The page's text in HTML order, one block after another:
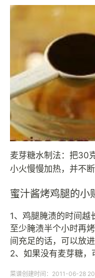
麦芽糖水制法：把30
小火慢慢加热，并不
蜜汁酱烤鸡腿的小
1、鸡腿腌渍的时间越
至少腌渍半个小时再
间充足的话，可以放
2、如果没有麦芽糖，
菜谱创建时间：2011-06-28